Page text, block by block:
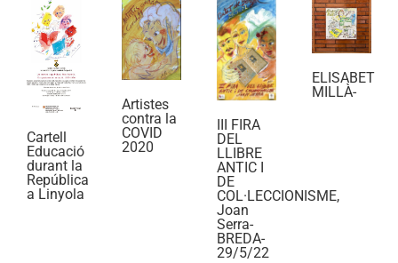
Cartell
Educació
durant la
República
a Linyola
Artistes
contra la
COVID
2020
III FIRA
DEL
LLIBRE
ANTIC I
DE
COL·LECCIONISME,
Joan
Serra-
BREDA-
29/5/22
ELISABET
MILLÀ-